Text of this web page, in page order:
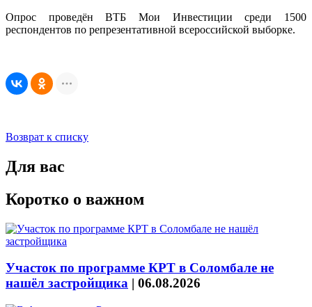
Опрос проведён ВТБ Мои Инвестиции среди 1500
респондентов по репрезентативной всероссийской выборке.
Возврат к списку
Для вас
Коротко о важном
Участок по программе КРТ в Соломбале не
нашёл застройщика | 06.08.2026